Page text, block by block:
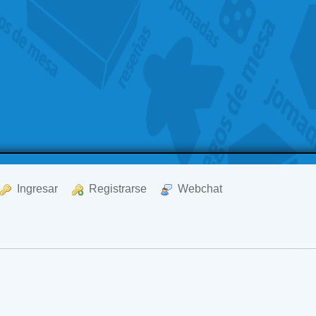
Ingresar Registrarse Webchat